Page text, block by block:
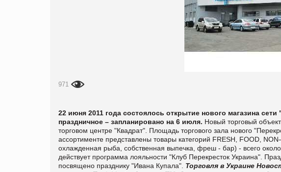
971
22 июня 2011 года состоялось открытие нового магазина
праздничное – запланировано на 6 июля. Новый торговый
торговом центре "Квадрат". Площадь торгового зала нового
ассортименте представлены товары категорий FRESH, FOOD,
охлажденная рыба, собственная выпечка, фреш - бар) - всего
действует программа лояльности "Клуб Перекресток Украина".
посвящено празднику "Ивана Купала". Торговля в Украине